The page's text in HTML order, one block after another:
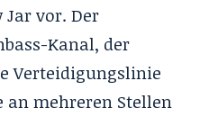
vor. Der
Kanal, der
Verteidigungslinie
mehreren Stellen